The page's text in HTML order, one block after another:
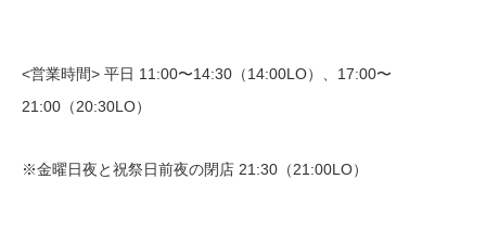
<営業時間> 平日 11:00〜14:30（14:00LO）、17:00〜
21:00（20:30LO）
※金曜日夜と祝祭日前夜の閉店 21:30（21:00LO）